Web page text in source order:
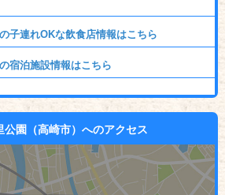
子連れOKな飲食店情報はこちら
宿泊施設情報はこちら
公園（高崎市）へのアクセス